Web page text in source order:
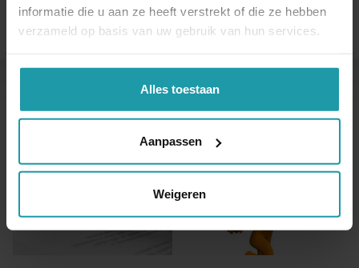
informatie die u aan ze heeft verstrekt of die ze hebben
verzameld op basis van uw gebruik van hun services.
Alles toestaan
Aanpassen
Weigeren
Andere interessante artikelen